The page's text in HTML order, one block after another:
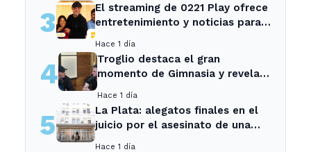
3
El streaming de 0221 Play ofrece
entretenimiento y noticias para
Ensenada.
Hace 1 día
4
Troglio destaca el gran
momento de Gimnasia y revela
Hace 1 día
5
La Plata: alegatos finales en el
juicio por el asesinato de una
Hace 1 día